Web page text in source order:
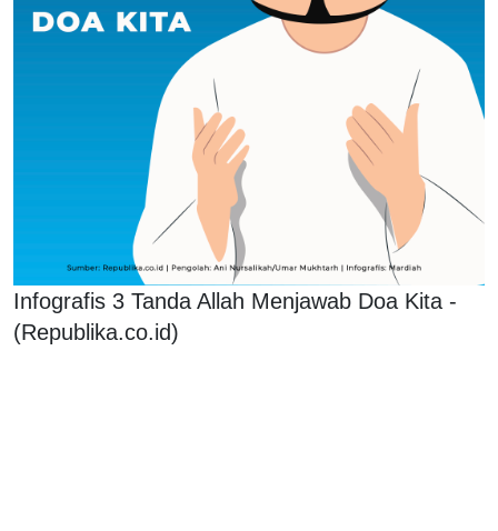
Infografis 3 Tanda Allah Menjawab Doa Kita -
(Republika.co.id)